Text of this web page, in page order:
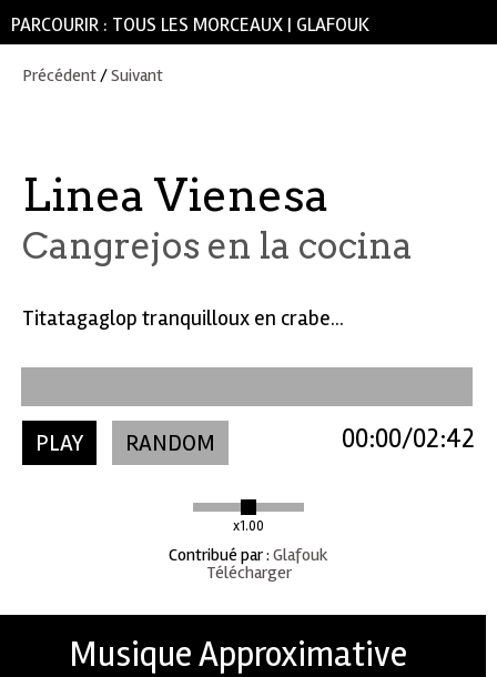
PARCOURIR : TOUS LES MORCEAUX | GLAFOUK
Précédent/Suivant
Linea Vienesa
Cangrejos en la cocina
Titatagaglop tranquilloux en crabe...
PLAY RANDOM
x1.00
02:42
00:00
Contribué par: Glafouk
Télécharger
Musique Approximative